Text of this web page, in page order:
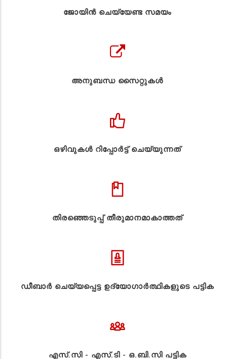
ജോയിൻ ചെയ്യേണ്ട സമയം
അനുബന്ധ സൈറ്റുകള്‍
ഒഴിവുകൾ റിപ്പോർട്ട് ചെയ്യുന്നത്
തിരഞ്ഞെടുപ്പ് തീരുമാനമാകാത്തത്
ഡീബാർ ചെയ്യപ്പെട്ട ഉദ്യോഗാർത്ഥികളുടെ പട്ടിക
എസ്.സി - എസ്.ടി - ഒ.ബി.സി പട്ടിക